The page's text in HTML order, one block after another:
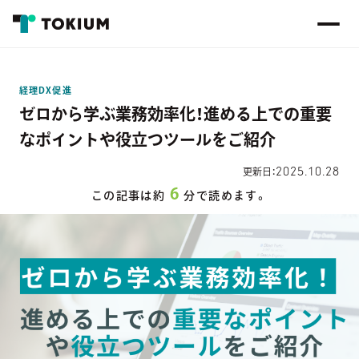
経理DX促進
ゼロから学ぶ業務効率化！進める上での重要
なポイントや役立つツールをご紹介
更新日：2025.10.28
この記事は約 6分で読めます。